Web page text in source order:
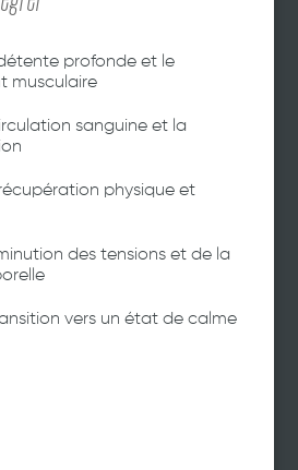
profonde et le
musculaire
sanguine et la
physique et
des tensions et de la
vers un état de calme